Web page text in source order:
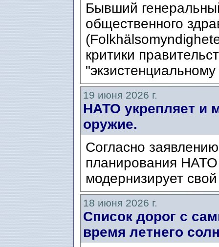
Бывший
общественного
критики
19 июня 2026 г.
НАТО укрепляет и
оружие.
Согласно
планирования
модернизирует
18 июня 2026 г.
Список дорог с
время летнего